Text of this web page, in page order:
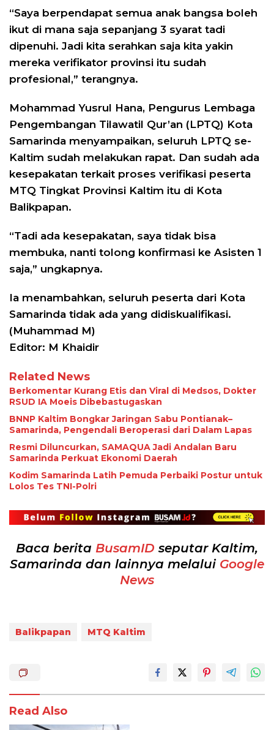
“Saya berpendapat semua anak bangsa boleh
ikut di mana saja sepanjang 3 syarat tadi
dipenuhi. Jadi kita serahkan saja kita yakin
mereka verifikator provinsi itu sudah
profesional,” terangnya.
Mohammad Yusrul Hana, Pengurus Lembaga
Pengembangan Tilawatil Qur’an (LPTQ) Kota
Samarinda menyampaikan, seluruh LPTQ se-
Kaltim sudah melakukan rapat. Dan sudah ada
kesepakatan terkait proses verifikasi peserta
MTQ Tingkat Provinsi Kaltim itu di Kota
Balikpapan.
“Tadi ada kesepakatan, saya tidak bisa
membuka, nanti tolong konfirmasi ke Asisten 1
saja,” ungkapnya.
Ia menambahkan, seluruh peserta dari Kota
Samarinda tidak ada yang didiskualifikasi.
(Muhammad M)
Editor: M Khaidir
Related News
Berkomentar Kurang Etis dan Viral di Medsos, Dokter
RSUD IA Moeis Dibebastugaskan
BNNP Kaltim Bongkar Jaringan Sabu Pontianak–
Samarinda, Pengendali Beroperasi dari Dalam Lapas
Resmi Diluncurkan, SAMAQUA Jadi Andalan Baru
Samarinda Perkuat Ekonomi Daerah
Kodim Samarinda Latih Pemuda Perbaiki Postur untuk
Lolos Tes TNI-Polri
Baca berita BusamID seputar Kaltim,
Samarinda dan lainnya melalui Google
News
Balikpapan MTQ Kaltim
Read Also